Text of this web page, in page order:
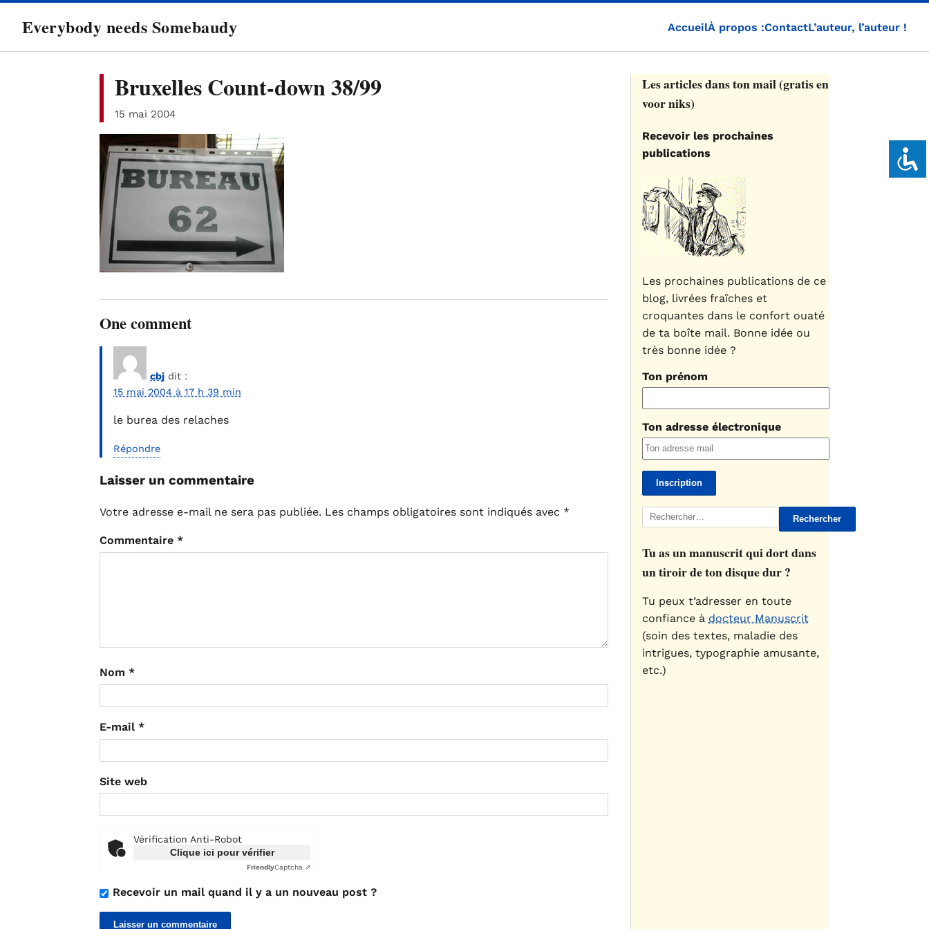
Everybody needs Somebaudy AccueilÀ propos :ContactL’auteur, l’auteur !
Bruxelles Count-down 38/99
15 mai 2004
One comment
cbj dit :
15 mai 2004 à 17 h 39 min
le burea des relaches
Répondre
Laisser un commentaire
Votre adresse e-mail ne sera pas publiée. Les champs obligatoires sont indiqués avec *
Commentaire *
Nom *
E-mail *
Site web
Vérification Anti-Robot
Clique ici pour vérifier
FriendlyCaptcha ⇗
Recevoir un mail quand il y a un nouveau post ?
Les articles dans ton mail (gratis en
voor niks)
Recevoir les prochaines
publications
Les prochaines publications de ce
blog, livrées fraîches et
croquantes dans le confort ouaté
de ta boîte mail. Bonne idée ou
très bonne idée ?
Ton prénom
Ton adresse électronique
Rechercher :
Tu as un manuscrit qui dort dans
un tiroir de ton disque dur ?
Tu peux t’adresser en toute
confiance à docteur Manuscrit
(soin des textes, maladie des
intrigues, typographie amusante,
etc.)